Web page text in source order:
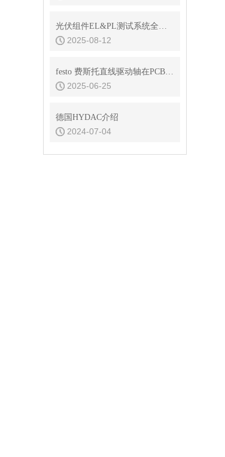
光伏组件EL&PL测试系统全面解析：高效检测与智能诊断方案
2025-08-12
festo 费斯托直线驱动轴在PCB组装中的发挥重要作用
2025-06-25
德国HYDAC介绍
2024-07-04